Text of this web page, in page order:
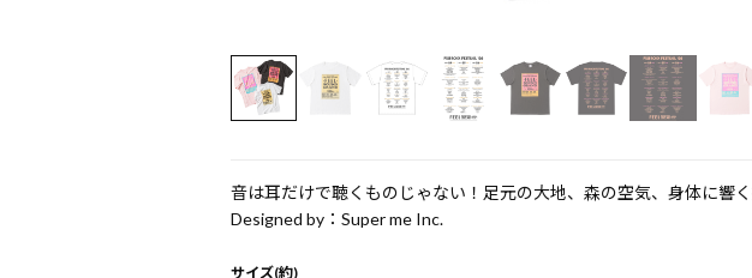
音は耳だけで聴くものじゃない！足元の大地、森の空気、身体に響
Designed by：Super me Inc.
サイズ(約)